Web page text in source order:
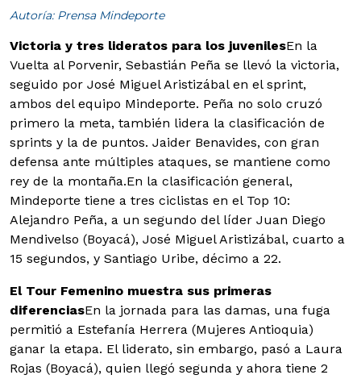
Autoría: Prensa Mindeporte
Victoria y tres lideratos para los juvenilesEn la
Vuelta al Porvenir, Sebastián Peña se llevó la victoria,
seguido por José Miguel Aristizábal en el sprint,
ambos del equipo Mindeporte. Peña no solo cruzó
primero la meta, también lidera la clasificación de
sprints y la de puntos. Jaider Benavides, con gran
defensa ante múltiples ataques, se mantiene como
rey de la montaña.En la clasificación general,
Mindeporte tiene a tres ciclistas en el Top 10:
Alejandro Peña, a un segundo del líder Juan Diego
Mendivelso (Boyacá), José Miguel Aristizábal, cuarto a
15 segundos, y Santiago Uribe, décimo a 22.
El Tour Femenino muestra sus primeras
diferenciasEn la jornada para las damas, una fuga
permitió a Estefanía Herrera (Mujeres Antioquia)
ganar la etapa. El liderato, sin embargo, pasó a Laura
Rojas (Boyacá), quien llegó segunda y ahora tiene 2